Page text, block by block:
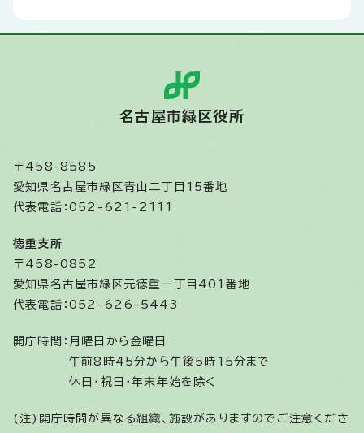
名古屋市緑区役所
〒458-8585
愛知県名古屋市緑区青山二丁目15番地
代表電話：052-621-2111
徳重支所
〒458-0852
愛知県名古屋市緑区元徳重一丁目401番地
代表電話：052-626-5443
開庁時間： 月曜日から金曜日
午前8時45分から午後5時15分まで
休日・祝日・年末年始を除く
(注)開庁時間が異なる組織、施設がありますのでご注意くださ